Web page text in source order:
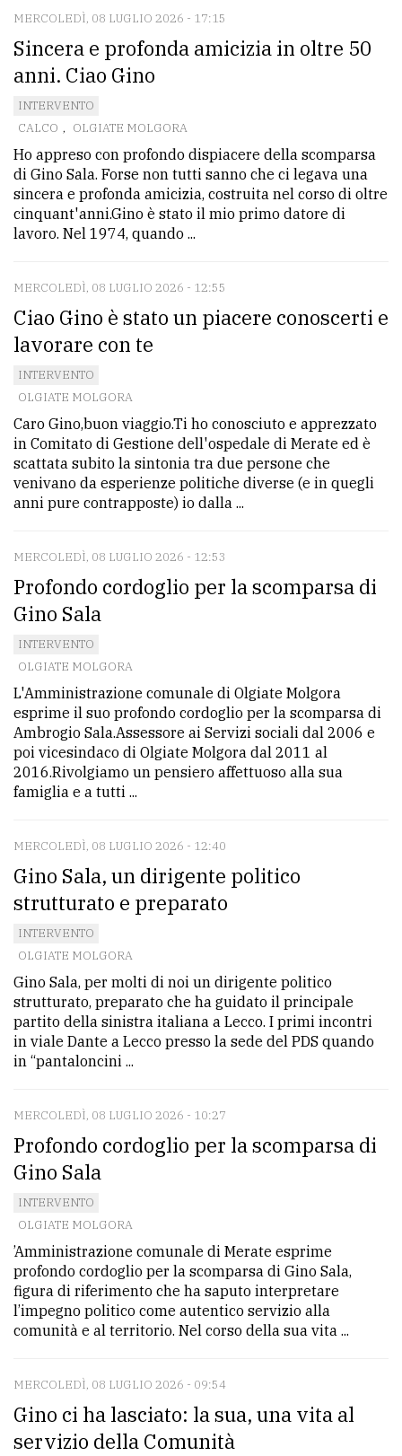
MERCOLEDÌ, 08 LUGLIO 2026 - 17:15
Sincera e profonda amicizia in oltre 50
anni. Ciao Gino
INTERVENTO
CALCO , OLGIATE MOLGORA
Ho appreso con profondo dispiacere della scomparsa
di Gino Sala. Forse non tutti sanno che ci legava una
sincera e profonda amicizia, costruita nel corso di oltre
cinquant'anni.Gino è stato il mio primo datore di
lavoro. Nel 1974, quando ...
MERCOLEDÌ, 08 LUGLIO 2026 - 12:55
Ciao Gino è stato un piacere conoscerti e
lavorare con te
INTERVENTO
OLGIATE MOLGORA
Caro Gino,buon viaggio.Ti ho conosciuto e apprezzato
in Comitato di Gestione dell'ospedale di Merate ed è
scattata subito la sintonia tra due persone che
venivano da esperienze politiche diverse (e in quegli
anni pure contrapposte) io dalla ...
MERCOLEDÌ, 08 LUGLIO 2026 - 12:53
Profondo cordoglio per la scomparsa di
Gino Sala
INTERVENTO
OLGIATE MOLGORA
L'Amministrazione comunale di Olgiate Molgora
esprime il suo profondo cordoglio per la scomparsa di
Ambrogio Sala.Assessore ai Servizi sociali dal 2006 e
poi vicesindaco di Olgiate Molgora dal 2011 al
2016.Rivolgiamo un pensiero affettuoso alla sua
famiglia e a tutti ...
MERCOLEDÌ, 08 LUGLIO 2026 - 12:40
Gino Sala, un dirigente politico
strutturato e preparato
INTERVENTO
OLGIATE MOLGORA
Gino Sala, per molti di noi un dirigente politico
strutturato, preparato che ha guidato il principale
partito della sinistra italiana a Lecco. I primi incontri
in viale Dante a Lecco presso la sede del PDS quando
in “pantaloncini ...
MERCOLEDÌ, 08 LUGLIO 2026 - 10:27
Profondo cordoglio per la scomparsa di
Gino Sala
INTERVENTO
OLGIATE MOLGORA
’Amministrazione comunale di Merate esprime
profondo cordoglio per la scomparsa di Gino Sala,
figura di riferimento che ha saputo interpretare
l’impegno politico come autentico servizio alla
comunità e al territorio. Nel corso della sua vita ...
MERCOLEDÌ, 08 LUGLIO 2026 - 09:54
Gino ci ha lasciato: la sua, una vita al
servizio della Comunità